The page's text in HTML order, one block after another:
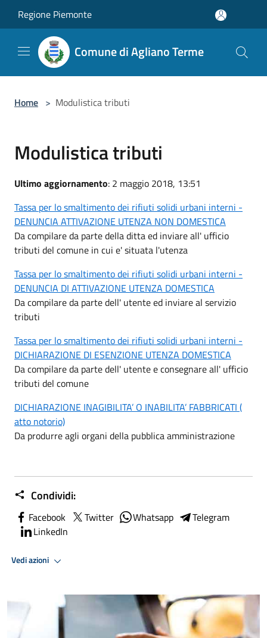
Regione Piemonte
Comune di Agliano Terme
Home > Modulistica tributi
Modulistica tributi
Ultimo aggiornamento: 2 maggio 2018, 13:51
Tassa per lo smaltimento dei rifiuti solidi urbani interni -
DENUNCIA ATTIVAZIONE UTENZA NON DOMESTICA
Da compilare da parte della ditta ed inviare all' ufficio
tributi del comune in cui e' situata l'utenza
Tassa per lo smaltimento dei rifiuti solidi urbani interni -
DENUNCIA DI ATTIVAZIONE UTENZA DOMESTICA
Da compilare da parte dell' utente ed inviare al servizio
tributi
Tassa per lo smaltimento dei rifiuti solidi urbani interni -
DICHIARAZIONE DI ESENZIONE UTENZA DOMESTICA
Da compilare da parte dell' utente e consegnare all' ufficio
tributi del comune
DICHIARAZIONE INAGIBILITA’ O INABILITA’ FABBRICATI (
atto notorio)
Da produrre agli organi della pubblica amministrazione
Condividi:
Facebook Twitter Whatsapp
Telegram
LinkedIn
Vedi azioni